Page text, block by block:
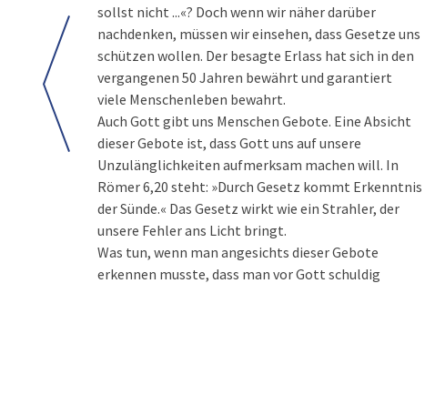
sollst nicht ...«? Doch wenn wir näher darüber
nachdenken, müssen wir einsehen, dass Gesetze uns
schützen wollen. Der besagte Erlass hat sich in den
vergangenen 50 Jahren bewährt und garantiert
viele Menschenleben bewahrt.
Auch Gott gibt uns Menschen Gebote. Eine Absicht
dieser Gebote ist, dass Gott uns auf unsere
Unzulänglichkeiten aufmerksam machen will. In
Römer 6,20 steht: »Durch Gesetz kommt Erkenntnis
der Sünde.« Das Gesetz wirkt wie ein Strahler, der
unsere Fehler ans Licht bringt.
Was tun, wenn man angesichts dieser Gebote
erkennen musste, dass man vor Gott schuldig